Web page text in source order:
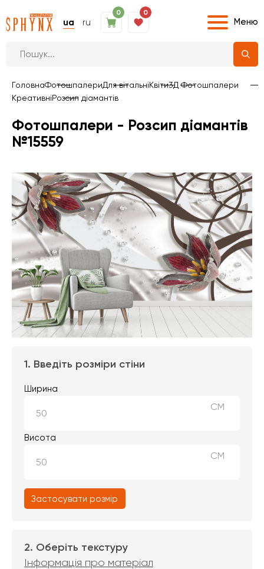
ua ru
0 0
Меню
ГоловнаФотошпалериДля вітальніКвіти3Д Фотошпалери
КреативніРозсип діамантів
Фотошпалери - Розсип діамантів
№15559
1. Введіть розміри стіни
Ширина
СМ
Висота
СМ
Застосувати розмір
2. Оберіть текстуру
Інформація про матеріал